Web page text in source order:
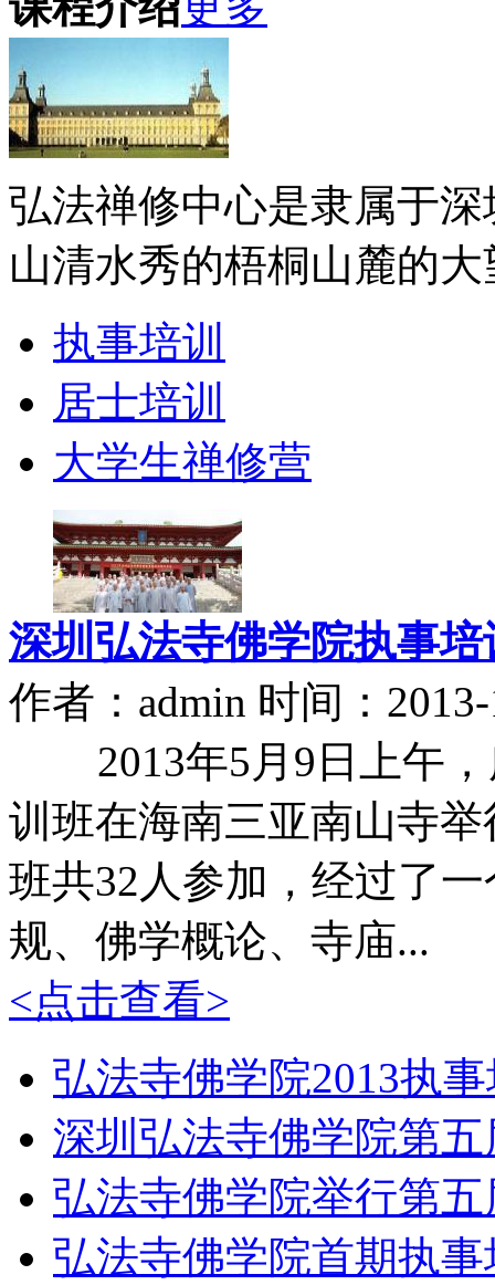
弘法禅修中心是隶属于
山清水秀的梧桐山麓的
执事培训
居士培训
大学生禅修营
深圳弘法寺佛学院执事
作者：admin 时间：
2013年5月9日上午，
训班在海南三亚南山寺
班共32人参加，经过了
规、佛学概论、寺庙...
<点击查看>
弘法寺佛学院2013执
深圳弘法寺佛学院第
弘法寺佛学院举行第
弘法寺佛学院首期执